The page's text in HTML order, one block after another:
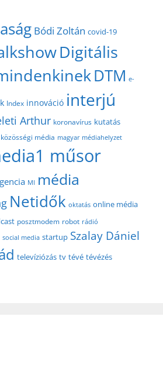
Bódi Zoltán covid-19
Digitális
DTM e-
Index innováció interjú
Arthur koronavírus kutatás
közösségi média magyar médiahelyzet
műsor
MI média
Netidők oktatás online média
posztmodem robot rádió
social media startup Szalay Dániel
televíziózás tv tévé tévézés